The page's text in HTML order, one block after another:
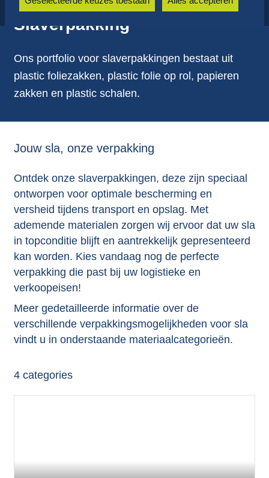
Slaverpakking
Ons portfolio voor slaverpakkingen bestaat uit
plastic foliezakken, plastic folie op rol, papieren
zakken en plastic schalen.
Jouw sla, onze verpakking
Ontdek onze slaverpakkingen, deze zijn speciaal
ontworpen voor optimale bescherming en
versheid tijdens transport en opslag. Met
ademende materialen zorgen wij ervoor dat uw sla
in topconditie blijft en aantrekkelijk gepresenteerd
kan worden. Kies vandaag nog de perfecte
verpakking die past bij uw logistieke en
verkoopeisen!
Meer gedetailleerde informatie over de
verschillende verpakkingsmogelijkheden voor sla
vindt u in onderstaande materiaalcategorieën.
4categories